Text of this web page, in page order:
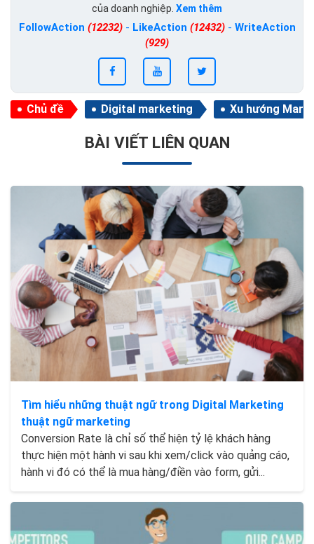
của doanh nghiệp. Xem thêm
FollowAction (12232)- LikeAction (12432)- WriteAction
(929)
Chủ đề Digital marketing Xu hướng
BÀI VIẾT LIÊN QUAN
Tìm hiểu những thuật ngữ trong Digital Marketing
thuật ngữ marketing
Conversion Rate là chỉ số thể hiện tỷ lệ khách hàng
thực hiện một hành vi sau khi xem/click vào quảng cáo,
hành vi đó có thể là mua hàng/điền vào form, gửi...